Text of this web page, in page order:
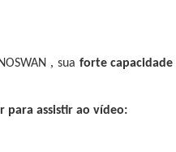
, sua forte capacidade
para assistir ao vídeo: